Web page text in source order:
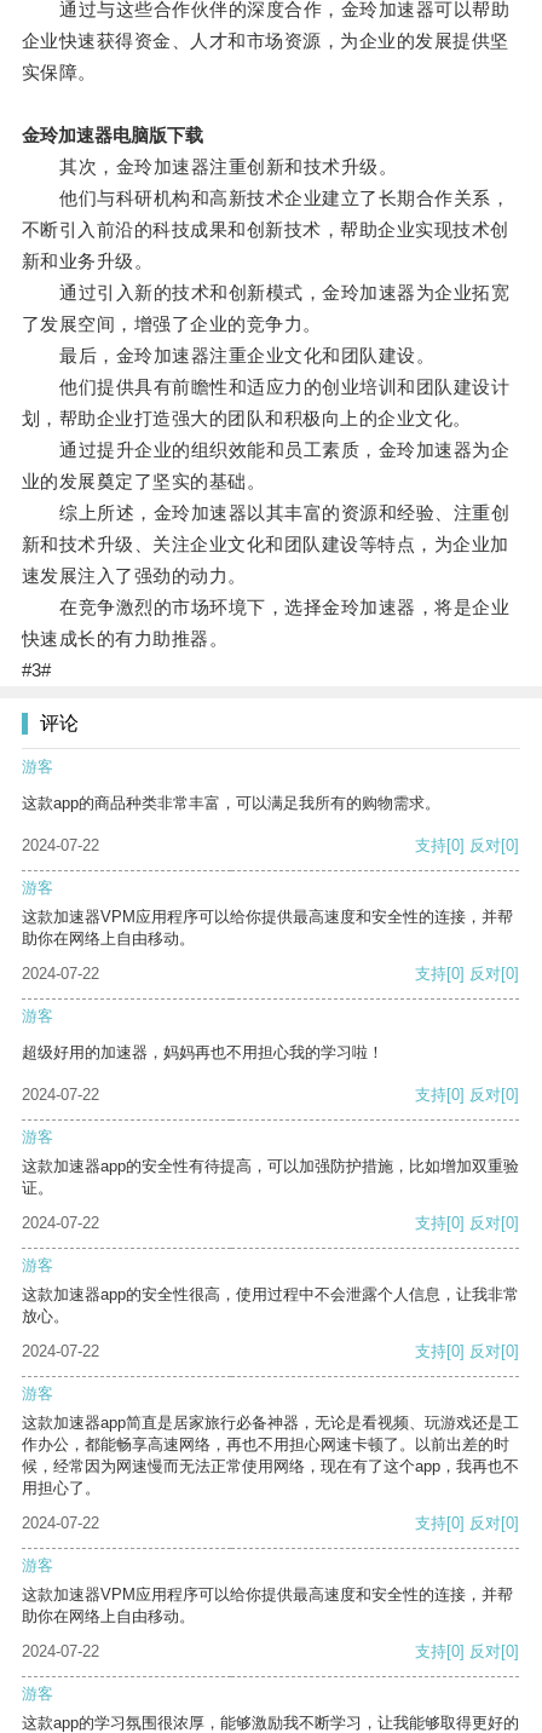
通过与这些合作伙伴的深度合作，金玲加速器可以帮助
企业快速获得资金、人才和市场资源，为企业的发展提供坚
实保障。
金玲加速器电脑版下载
其次，金玲加速器注重创新和技术升级。
他们与科研机构和高新技术企业建立了长期合作关系，
不断引入前沿的科技成果和创新技术，帮助企业实现技术创
新和业务升级。
通过引入新的技术和创新模式，金玲加速器为企业拓宽
了发展空间，增强了企业的竞争力。
最后，金玲加速器注重企业文化和团队建设。
他们提供具有前瞻性和适应力的创业培训和团队建设计
划，帮助企业打造强大的团队和积极向上的企业文化。
通过提升企业的组织效能和员工素质，金玲加速器为企
业的发展奠定了坚实的基础。
综上所述，金玲加速器以其丰富的资源和经验、注重创
新和技术升级、关注企业文化和团队建设等特点，为企业加
速发展注入了强劲的动力。
在竞争激烈的市场环境下，选择金玲加速器，将是企业
快速成长的有力助推器。
#3#
评论
游客
这款app的商品种类非常丰富，可以满足我所有的购物需求。
2024-07-22 支持[0] 反对[0]
游客
这款加速器VPM应用程序可以给你提供最高速度和安全性的连接，并帮
助你在网络上自由移动。
2024-07-22
支持[0] 反对[0]
游客
超级好用的加速器，妈妈再也不用担心我的学习啦！
2024-07-22 支持[0] 反对[0]
游客
这款加速器app的安全性有待提高，可以加强防护措施，比如增加双重验
证。
2024-07-22
支持[0] 反对[0]
游客
这款加速器app的安全性很高，使用过程中不会泄露个人信息，让我非常
放心。
2024-07-22
支持[0] 反对[0]
游客
这款加速器app简直是居家旅行必备神器，无论是看视频、玩游戏还是工
作办公，都能畅享高速网络，再也不用担心网速卡顿了。以前出差的时
候，经常因为网速慢而无法正常使用网络，现在有了这个app，我再也不
用担心了。
2024-07-22
支持[0] 反对[0]
游客
这款加速器VPM应用程序可以给你提供最高速度和安全性的连接，并帮
助你在网络上自由移动。
2024-07-22
支持[0] 反对[0]
游客
这款app的学习氛围很浓厚，能够激励我不断学习，让我能够取得更好的